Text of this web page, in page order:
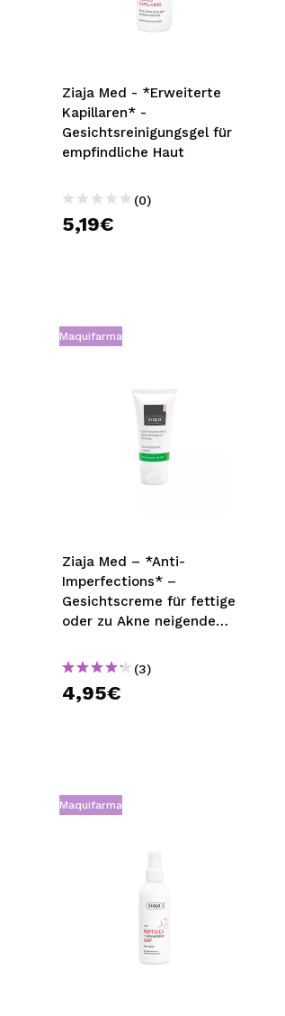
bisherigen
Ziaja Med - *Erweiterte
Kapillaren* -
Gesichtsreinigungsgel für
empfindliche Haut
(0)
5,19€
Maquifarma
Ziaja Med – *Anti-
Imperfections* –
Gesichtscreme für fettige
oder zu Akne neigende
(3)
4,95€
Maquifarma